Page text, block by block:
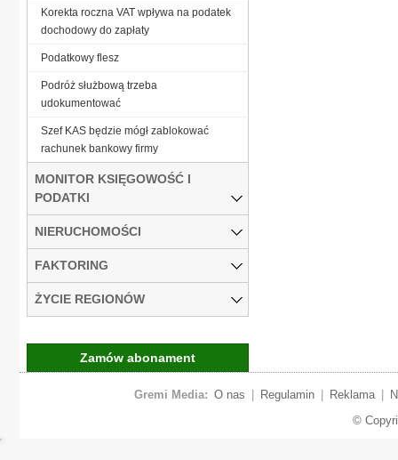
Korekta roczna VAT wpływa na podatek
dochodowy do zapłaty
Podatkowy flesz
Podróż służbową trzeba
udokumentować
Szef KAS będzie mógł zablokować
rachunek bankowy firmy
MONITOR KSIĘGOWOŚĆ I
PODATKI
NIERUCHOMOŚCI
FAKTORING
ŻYCIE REGIONÓW
Zamów abonament
Gremi Media: O nas Regulamin Reklama
©